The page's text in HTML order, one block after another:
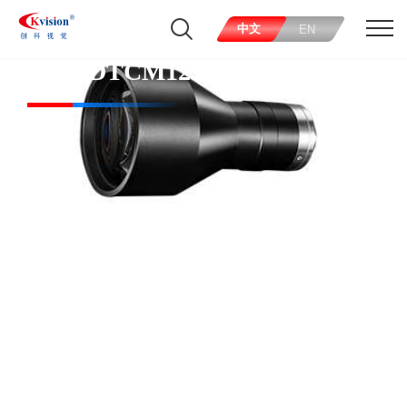
中文 EN
CK-SDTCM125-36